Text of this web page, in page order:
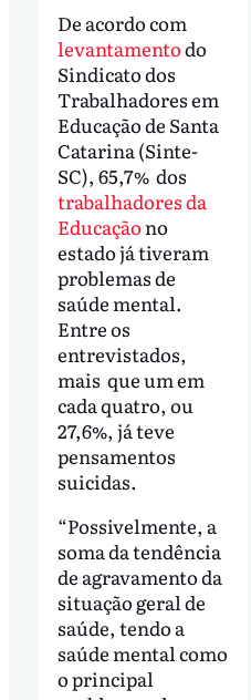
De acordo com
levantamentodo
Sindicato dos
Trabalhadores em
Educação de Santa
Catarina (Sinte-
SC), 65,7% dos
trabalhadores da
Educação no
estado já tiveram
problemas de
saúde mental.
Entre os
entrevistados,
mais que um em
cada quatro, ou
27,6%, já teve
pensamentos
suicidas.
“Possivelmente, a
soma da tendência
de agravamento da
situação geral de
saúde, tendo a
saúde mental como
o principal